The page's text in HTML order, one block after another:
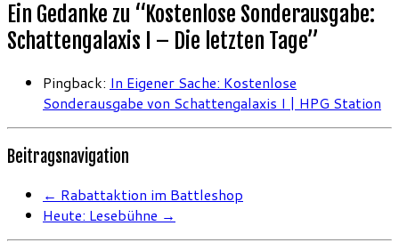
Ein Gedanke zu “Kostenlose Sonderausgabe:
Schattengalaxis I – Die letzten Tage”
Pingback: In Eigener Sache: Kostenlose
Sonderausgabe von Schattengalaxis I | HPG Station
Beitragsnavigation
← Rabattaktion im Battleshop
Heute: Lesebühne →